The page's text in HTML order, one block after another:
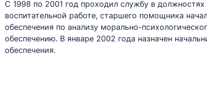
С 1998 по 2001 год проходил службу в
воспитательной работе, старшего помощника
обеспечения по анализу морально-
обеспечению. В январе 2002 года назначен
обеспечения.